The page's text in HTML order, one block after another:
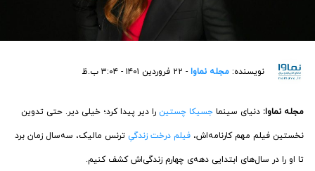
نویسنده: مجله نماوا - ۲۲ فروردین ۱۴۰۱ - ۳:۰۴ ب.ظ
مجله نماوا: دنیای سینما جسیکا چستین را دیر پیدا کرد؛ خیلی دیر. حتی تدوین
نخستین فیلم مهم کارنامه‌اش، فیلم درخت زندگیِ ترنس مالیک، سه‌سال زمان برد
تا او را در سال‌های ابتدایی دهه‌ی چهارم زندگی‌اش کشف کنیم.